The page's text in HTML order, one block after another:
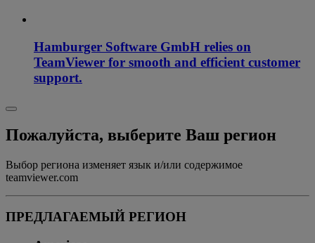
Hamburger Software GmbH relies on
TeamViewer for smooth and efficient customer
support.
Пожалуйста, выберите Ваш регион
Выбор региона изменяет язык и/или содержимое
teamviewer.com
ПРЕДЛАГАЕМЫЙ РЕГИОН